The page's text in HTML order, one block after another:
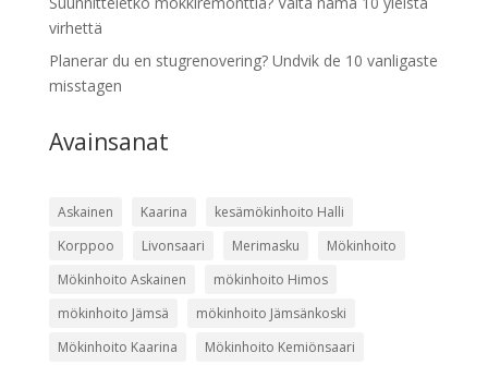
virhettä
Planerar du en stugrenovering? Undvik de 10 vanligaste
misstagen
Avainsanat
Askainen Kaarina
kesämökinhoito Halli
Korppoo
Livonsaari Merimasku
Mökinhoito
Mökinhoito Askainen
mökinhoito Himos
mökinhoito Jämsä
mökinhoito Jämsänkoski
Mökinhoito Kaarina
Mökinhoito Kemiönsaari